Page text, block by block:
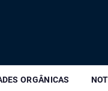
ORGÂNICAS